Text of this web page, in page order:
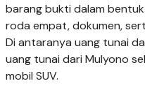
barang bukti dalam
roda empat, dokumen,
Di antaranya uang tunai
uang tunai dari Mulyono
mobil SUV.